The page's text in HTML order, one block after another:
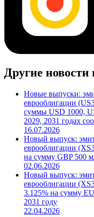
Другие
Новые выпуски:
еврооблигации
суммы USD 1000,
2029, 2031 годах
16.07.2026
Новый выпуск:
еврооблигации
на сумму GBP 500
02.06.2026
Новый выпуск:
еврооблигации
3.125% на сумму
2031 году
22.04.2026